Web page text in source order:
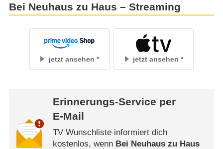
Bei Neuhaus zu Haus – Streaming
jetzt ansehen jetzt ansehen
Erinnerungs-Service per
E-Mail
TV Wunschliste informiert dich
kostenlos, wenn Bei Neuhaus zu Haus